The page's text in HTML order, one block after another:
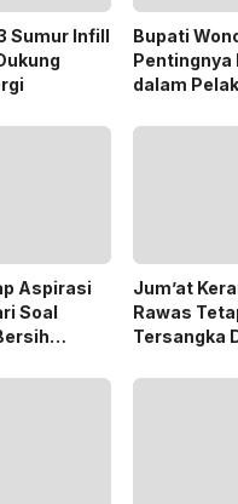
Sumur Infill
Bupati
dalam
Aspirasi
Soal
Jum’at
Rawas
Tersangka